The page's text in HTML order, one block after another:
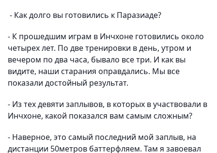
- Как долго вы готовились к Паразиаде?
- К прошедшим играм в Инчхоне готовились около
четырех лет. По две тренировки в день, утром и
вечером по два часа, бывало все три. И как вы
видите, наши старания оправдались. Мы все
показали достойный результат.
- Из тех девяти заплывов, в которых в участвовали в
Инчхоне, какой показался вам самым сложным?
- Наверное, это самый последний мой заплыв, на
дистанции 50метров баттерфляем. Там я завоевал